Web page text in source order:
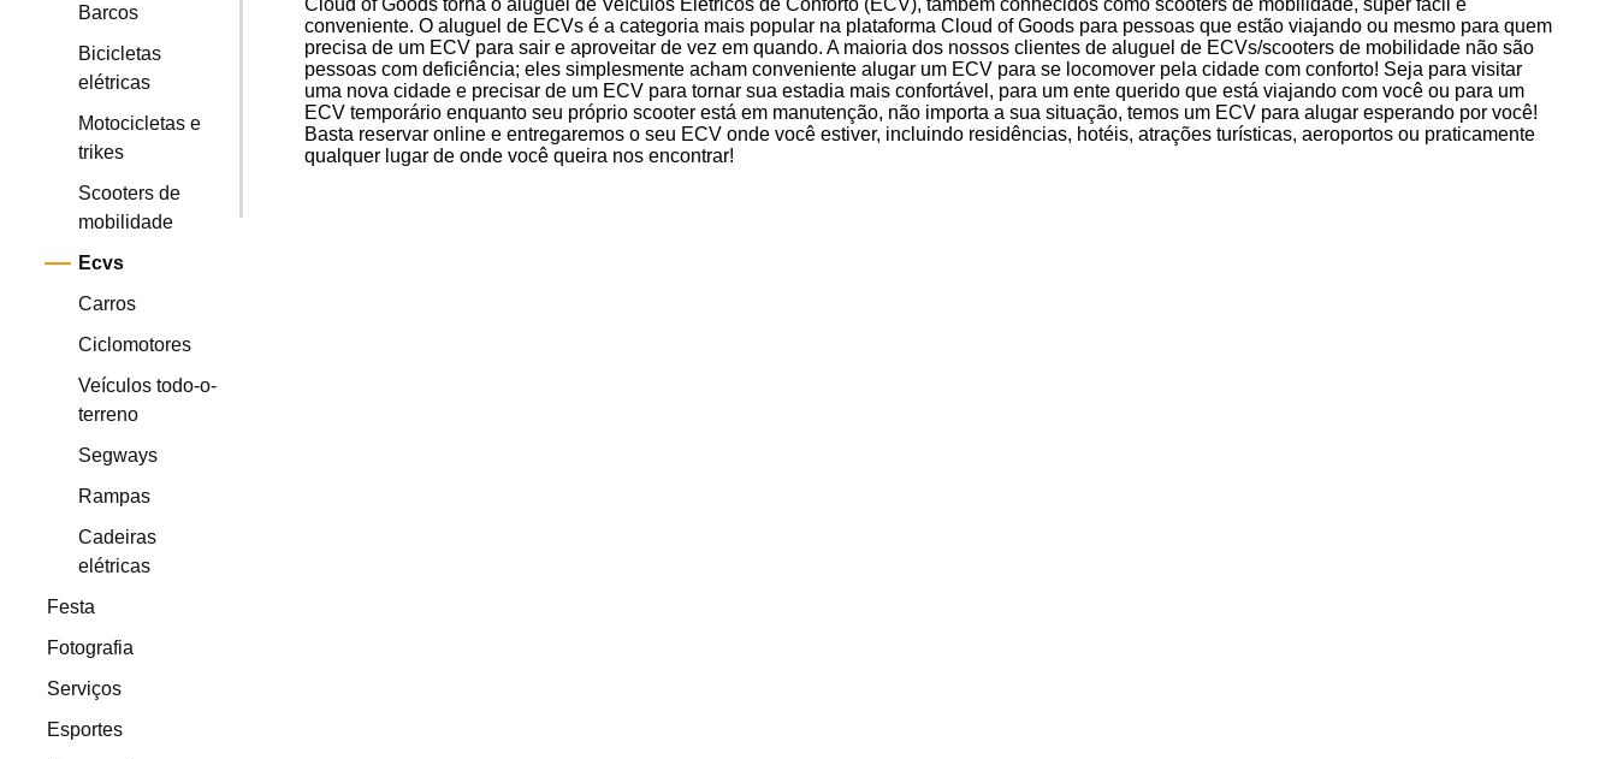
Barcos
Bicicletas
elétricas
Motocicletas e
trikes
Scooters de
mobilidade
Ecvs
Carros
Ciclomotores
Veículos todo-o-
terreno
Segways
Rampas
Cadeiras
elétricas
Festa
Fotografia
Serviços
Esportes
Cloud of Goods torna o aluguel de Veículos Elétricos de Conforto (ECV), também conhecidos como scooters de mobilidade, super fácil e
conveniente. O aluguel de ECVs é a categoria mais popular na plataforma Cloud of Goods para pessoas que estão viajando ou mesmo para quem
precisa de um ECV para sair e aproveitar de vez em quando. A maioria dos nossos clientes de aluguel de ECVs/scooters de mobilidade não são
pessoas com deficiência; eles simplesmente acham conveniente alugar um ECV para se locomover pela cidade com conforto! Seja para visitar
uma nova cidade e precisar de um ECV para tornar sua estadia mais confortável, para um ente querido que está viajando com você ou para um
ECV temporário enquanto seu próprio scooter está em manutenção, não importa a sua situação, temos um ECV para alugar esperando por você!
Basta reservar online e entregaremos o seu ECV onde você estiver, incluindo residências, hotéis, atrações turísticas, aeroportos ou praticamente
qualquer lugar de onde você queira nos encontrar!